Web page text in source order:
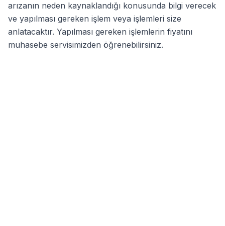
arızanın neden kaynaklandığı konusunda bilgi verecek
ve yapılması gereken işlem veya işlemleri size
anlatacaktır. Yapılması gereken işlemlerin fiyatını
muhasebe servisimizden öğrenebilirsiniz.